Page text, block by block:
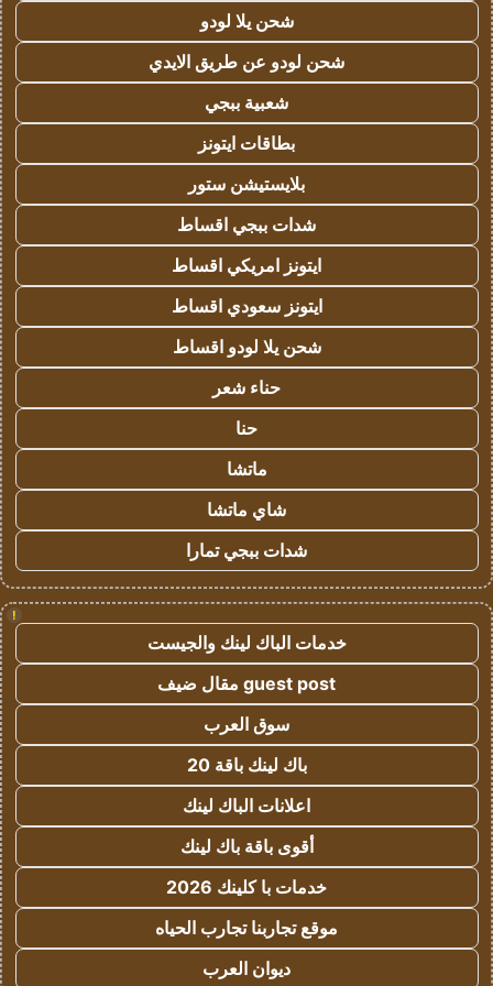
شحن يلا لودو
شحن لودو عن طريق الايدي
شعبية ببجي
بطاقات ايتونز
بلايستيشن ستور
شدات ببجي اقساط
ايتونز امريكي اقساط
ايتونز سعودي اقساط
شحن يلا لودو اقساط
حناء شعر
حنا
ماتشا
شاي ماتشا
شدات ببجي تمارا
!
خدمات الباك لينك والجيست
guest post مقال ضيف
سوق العرب
باك لينك باقة 20
اعلانات الباك لينك
أقوى باقة باك لينك
خدمات با كلينك 2026
موقع تجاربنا تجارب الحياه
ديوان العرب